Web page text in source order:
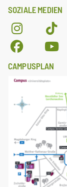
SOZIALE MEDIEN
CAMPUSPLAN